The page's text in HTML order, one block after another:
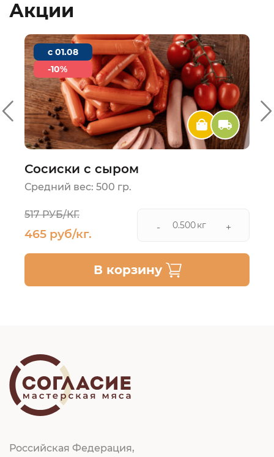
Акции
c 01.08
-10%
Сосиски с сыром
Средний вес: 500 гр.
517 РУБ/КГ.
465 руб/кг. - кг +
В корзину
Российская Федерация,